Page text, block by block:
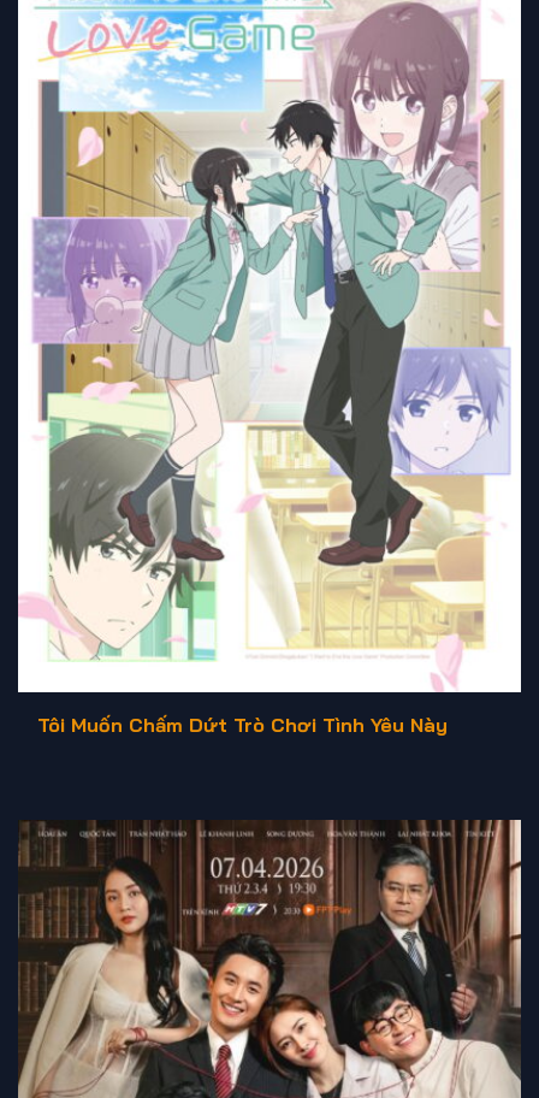
Tôi Muốn Chấm Dứt Trò Chơi Tình Yêu Này